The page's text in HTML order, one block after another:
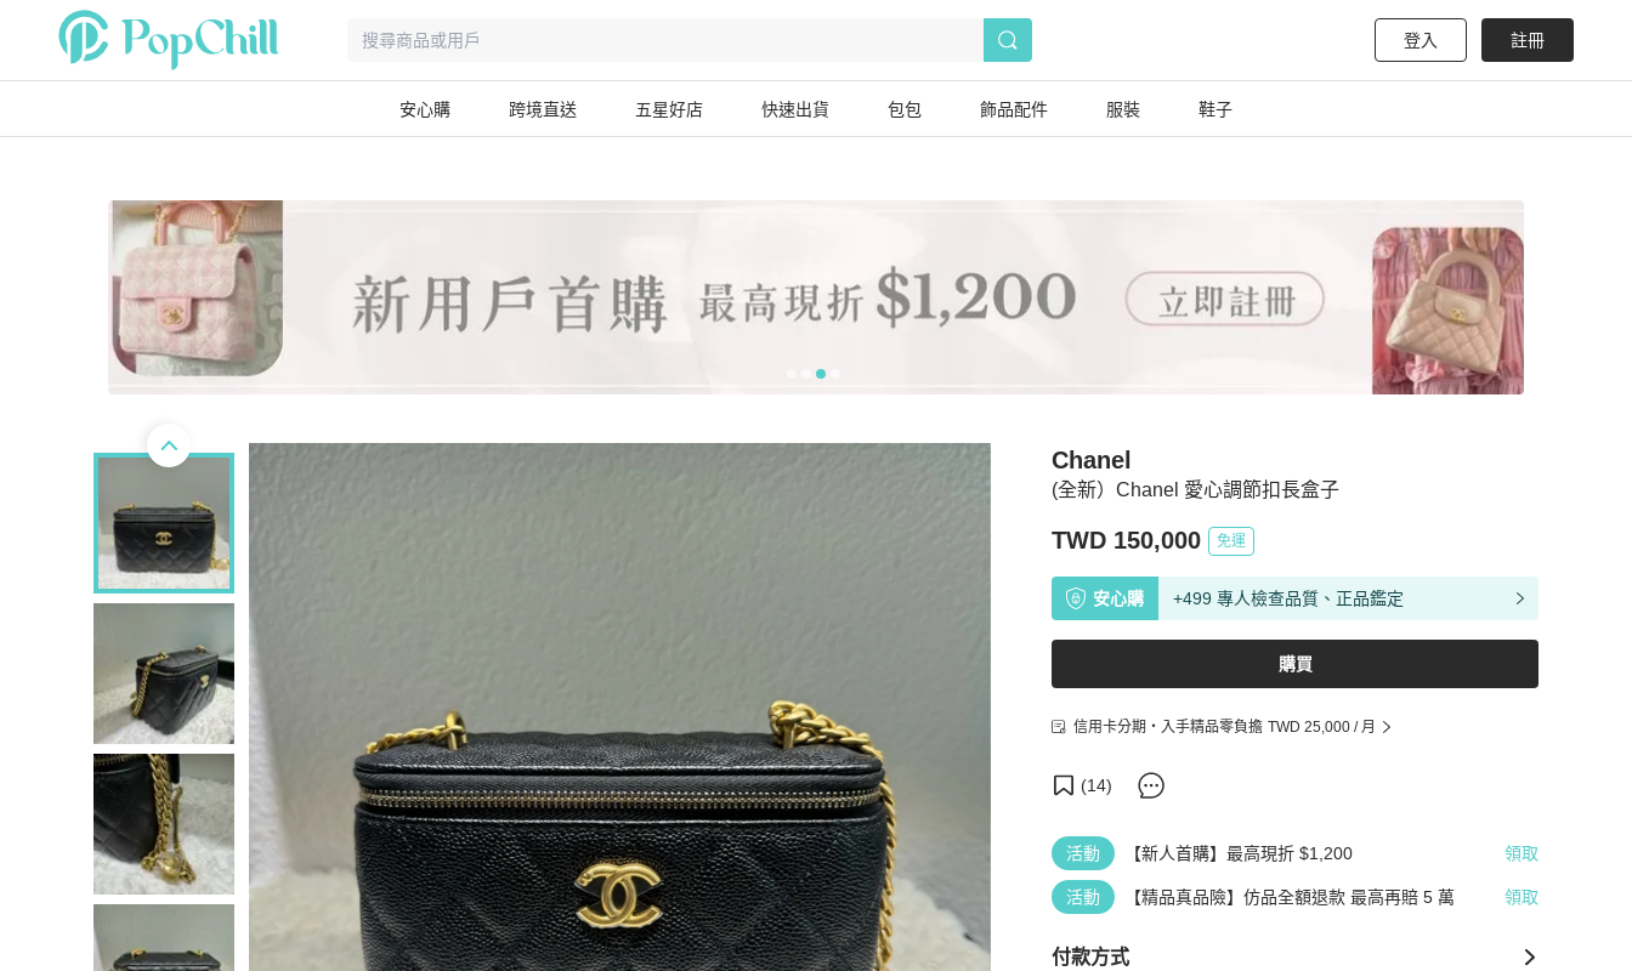
登入 註冊
安心購 跨境直送 五星好店 快速出貨 包包 飾品配件 服裝 鞋子
(全新）Chanel 愛心調節扣長盒子
Chanel
TWD 150,000 免運
安心購 +499 專人檢查品質、正品鑑定
購買
信用卡分期・入手精品零負擔 TWD 25,000 / 月
(14)
活動 【新人首購】最高現折 $1,200 領取
活動 【精品真品險】仿品全額退款 最高再賠 5 萬 領取
付款方式